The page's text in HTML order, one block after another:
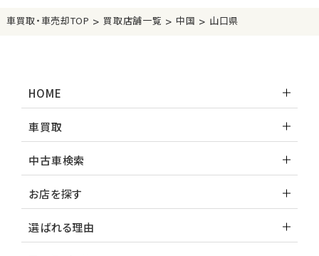
車買取・車売却TOP > 買取店舗一覧 > 中国 > 山口県
HOME
車買取
中古車検索
お店を探す
選ばれる理由